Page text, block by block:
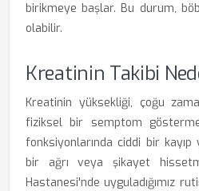
birikmeye başlar. Bu durum,
olabilir.
Kreatinin Takibi
Kreatinin yüksekliği, çoğu
fiziksel bir semptom
fonksiyonlarında ciddi bir
bir ağrı veya şikayet
Hastanesi'nde uyguladığımız